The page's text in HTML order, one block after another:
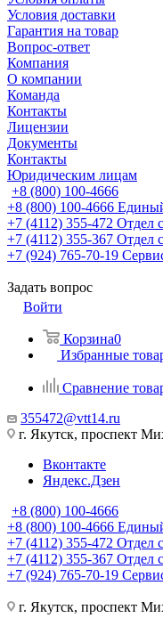
Условия доставки
Гарантия на товар
Вопрос-ответ
Компания
О компании
Команда
Контакты
Лицензии
Документы
Контакты
Юридическим лицам
+8 (800) 100-4666
+8 (800) 100-4666
+7 (4112) 355-472 Отдел
+7 (4112) 355-367 Отдел
+7 (924) 765-70-19
Задать вопрос
Войти
Корзина0
Избранные
Сравнение
355472@vtt14.ru
г. Якутск, проспект
Вконтакте
Яндекс.Дзен
+8 (800) 100-4666
+8 (800) 100-4666
+7 (4112) 355-472 Отдел
+7 (4112) 355-367 Отдел
+7 (924) 765-70-19
г. Якутск, проспект